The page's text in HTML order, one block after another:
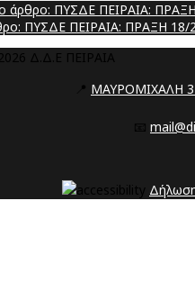
άρθρο: ΠΥΣΔΕ ΠΕΙΡΑΙΑ:
ΠΥΣΔΕ ΠΕΙΡΑΙΑ: ΠΡΑΞΗ 18/
Δ.Δ.Ε ΠΕΙΡΑΙΑ
📍 ΜΑΥΡΟΜΙΧΑΛΗ 3
📧